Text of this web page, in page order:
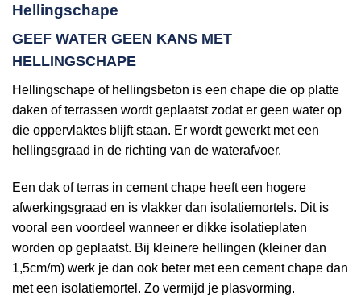
Hellingschape
GEEF WATER GEEN KANS MET
HELLINGSCHAPE
Hellingschape of hellingsbeton is een chape die op platte
daken of terrassen wordt geplaatst zodat er geen water op
die oppervlaktes blijft staan. Er wordt gewerkt met een
hellingsgraad in de richting van de waterafvoer.
Een dak of terras in cement chape heeft een hogere
afwerkingsgraad en is vlakker dan isolatiemortels. Dit is
vooral een voordeel wanneer er dikke isolatieplaten
worden op geplaatst. Bij kleinere hellingen (kleiner dan
1,5cm/m) werk je dan ook beter met een cement chape dan
met een isolatiemortel. Zo vermijd je plasvorming.